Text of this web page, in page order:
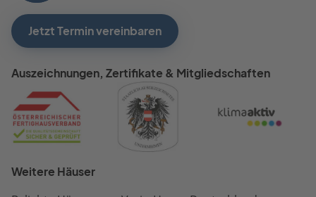
Jetzt Termin vereinbaren
Auszeichnungen, Zertifikate & Mitgliedschaften
Weitere Häuser